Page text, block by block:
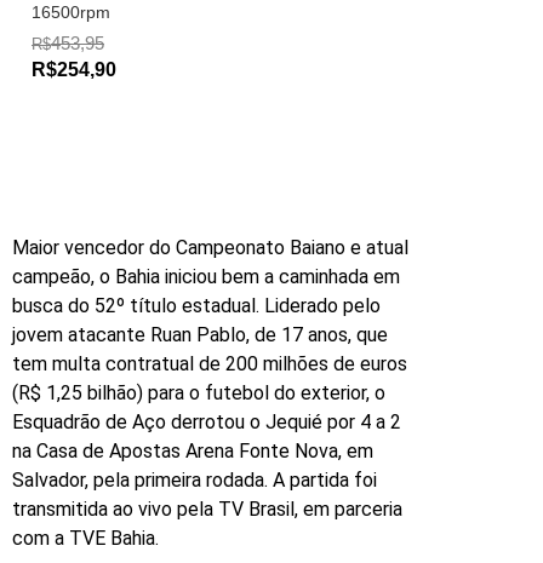
16500rpm
R$453,95
R$254,90
Maior vencedor do Campeonato Baiano e atual
campeão, o Bahia iniciou bem a caminhada em
busca do 52º título estadual. Liderado pelo
jovem atacante Ruan Pablo, de 17 anos, que
tem multa contratual de 200 milhões de euros
(R$ 1,25 bilhão) para o futebol do exterior, o
Esquadrão de Aço derrotou o Jequié por 4 a 2
na Casa de Apostas Arena Fonte Nova, em
Salvador, pela primeira rodada. A partida foi
transmitida ao vivo pela TV Brasil, em parceria
com a TVE Bahia.